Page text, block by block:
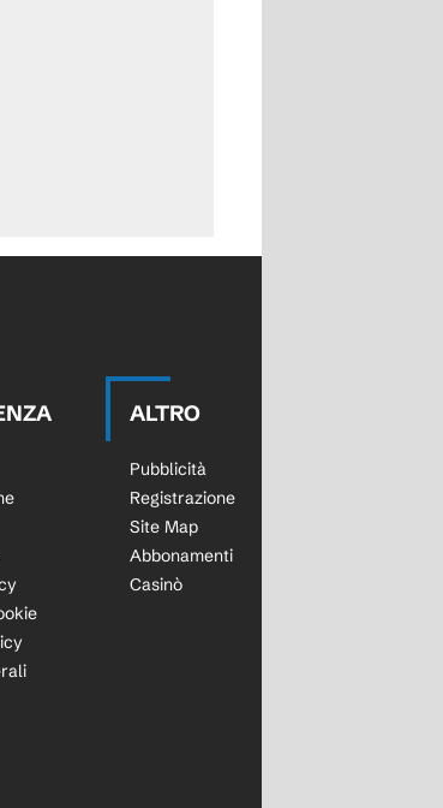
ALTRO
Pubblicità
Registrazione
Site Map
Abbonamenti
Casinò